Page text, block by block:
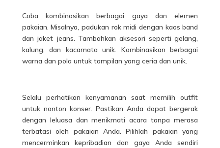
Coba kombinasikan berbagai gaya dan elemen
pakaian. Misalnya, padukan rok midi dengan kaos band
dan jaket jeans. Tambahkan aksesori seperti gelang,
kalung, dan kacamata unik. Kombinasikan berbagai
warna dan pola untuk tampilan yang ceria dan unik.
Selalu perhatikan kenyamanan saat memilih outfit
untuk nonton konser. Pastikan Anda dapat bergerak
dengan leluasa dan menikmati acara tanpa merasa
terbatasi oleh pakaian Anda. Pilihlah pakaian yang
mencerminkan kepribadian dan gaya Anda sendiri